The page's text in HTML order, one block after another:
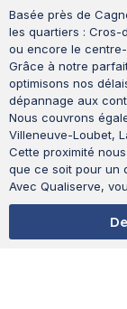
Basée près de
les quartiers : Cros-
ou encore le
Grâce à notre
optimisons nos
dépannage aux
Nous couvrons
Villeneuve-Loubet,
Cette proximité
que ce soit pour un
Avec Qualiserve,